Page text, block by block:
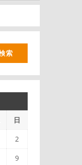
日
2
9